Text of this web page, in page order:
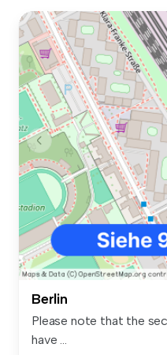
Berlin
Please note that the
have ...